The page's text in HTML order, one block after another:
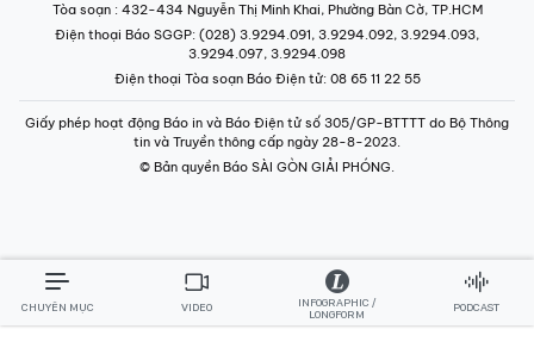
Tòa soạn : 432-434 Nguyễn Thị Minh Khai, Phường Bàn Cờ, TP.HCM
Điện thoại Báo SGGP: (028) 3.9294.091, 3.9294.092, 3.9294.093,
3.9294.097, 3.9294.098
Điện thoại Tòa soạn Báo Điện tử: 08 65 11 22 55
Giấy phép hoạt động Báo in và Báo Điện tử số 305/GP-BTTTT do Bộ Thông
tin và Truyền thông cấp ngày 28-8-2023.
© Bản quyền Báo SÀI GÒN GIẢI PHÓNG.
CHUYÊN MỤC VIDEO
INFOGRAPHIC /
LONGFORM
PODCAST